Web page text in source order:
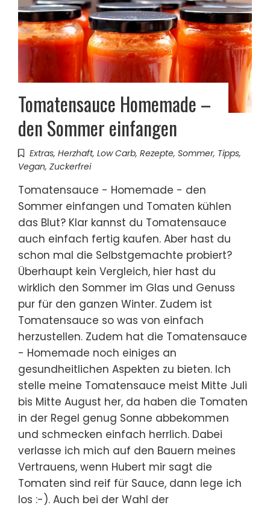
Tomatensauce Homemade –
den Sommer einfangen
Extras, Herzhaft, Low Carb, Rezepte, Sommer, Tipps,
Vegan, Zuckerfrei
Tomatensauce - Homemade - den
Sommer einfangen und Tomaten kühlen
das Blut? Klar kannst du Tomatensauce
auch einfach fertig kaufen. Aber hast du
schon mal die Selbstgemachte probiert?
Überhaupt kein Vergleich, hier hast du
wirklich den Sommer im Glas und Genuss
pur für den ganzen Winter. Zudem ist
Tomatensauce so was von einfach
herzustellen. Zudem hat die Tomatensauce
- Homemade noch einiges an
gesundheitlichen Aspekten zu bieten. Ich
stelle meine Tomatensauce meist Mitte Juli
bis Mitte August her, da haben die Tomaten
in der Regel genug Sonne abbekommen
und schmecken einfach herrlich. Dabei
verlasse ich mich auf den Bauern meines
Vertrauens, wenn Hubert mir sagt die
Tomaten sind reif für Sauce, dann lege ich
los :-). Auch bei der Wahl der